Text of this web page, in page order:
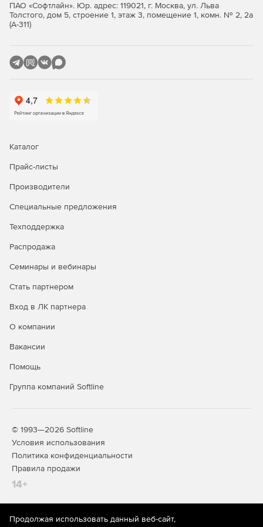
ПАО «Софтлайн». Юр. адрес: 119021, г. Москва, ул. Льва
Толстого, дом 5, строение 1, этаж 3, помещение 1, комн. № 2, 2а
(А-311)
Каталог
Прайс-листы
Производители
Специальные предложения
Техподдержка
Распродажа
Семинары и вебинары
Стать партнером
Вход в ЛК партнера
О компании
Вакансии
Помощь
Группа компаний Softline
© 1993—2026 Softline
Условия использования
Политика конфиденциальности
Правила продажи
14+
Продолжая использовать данный веб-сайт,